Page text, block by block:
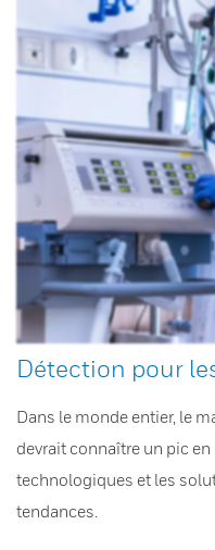
Détection pour
Dans le monde entier, le
devrait connaître un pic
technologiques et les
tendances.